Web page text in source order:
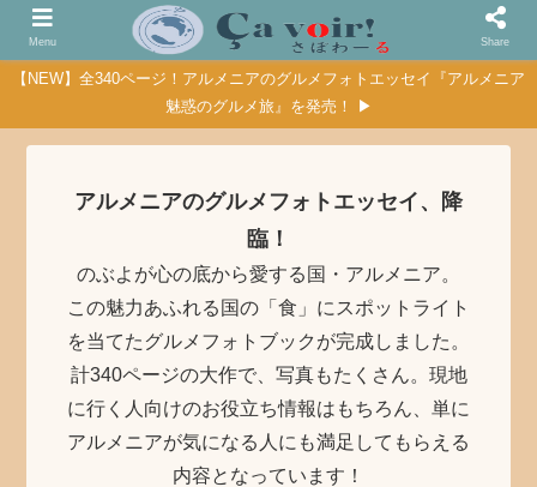
【NEW】全340ページ！アルメニアのグルメフォトエッセイ『アルメニア
魅惑のグルメ旅』を発売！ ▶
アルメニアのグルメフォトエッセイ、降
臨！
のぶよが心の底から愛する国・アルメニア。
この魅力あふれる国の「食」にスポットライト
を当てたグルメフォトブックが完成しました。
計340ページの大作で、写真もたくさん。現地
に行く人向けのお役立ち情報はもちろん、単に
アルメニアが気になる人にも満足してもらえる
内容となっています！
Menu Share